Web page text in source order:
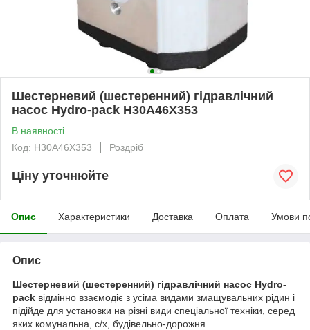
Шестерневий (шестеренний) гідравлічний
насос Hydro-pack H30A46X353
В наявності
Код: H30A46X353
Роздріб
Ціну уточнюйте
Опис Характеристики Доставка Оплата Умови
Опис
Шестерневий (шестеренний) гідравлічний насос Hydro-
pack відмінно взаємодіє з усіма видами змащувальних рідин і
підійде для установки на різні види спеціальної техніки, серед
яких комунальна, с/х, будівельно-дорожня.